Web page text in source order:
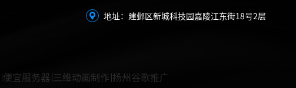
地址：建邺区新城科技园嘉陵江东街18号2层
便宜服务器 三维动画制作 扬州谷歌推广